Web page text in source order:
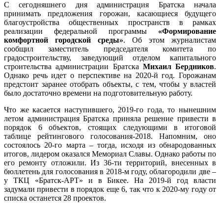
С сегодняшнего дня администрация Братска начала
принимать предложения горожан, касающиеся будущего
благоустройства общественных пространств в рамках
реализации федеральной программы «Формирование
комфортной городской среды». Об этом журналистам
сообщил заместитель председателя комитета по
градостроительству, заведующий отделом капитального
строительства администрации Братска Михаил Бердников.
Однако речь идет о перспективе на 2020-й год. Горожанам
предстоит заранее отобрать объекты, с тем, чтобы у властей
было достаточно времени на подготовительную работу.
Что же касается наступившего, 2019-го года, то нынешним
летом администрация Братска приняла решение привести в
порядок 6 объектов, стоящих следующими в итоговой
таблице рейтингового голосования-2018. Напомним, оно
состоялось 20-го марта – тогда, исходя из обнародованных
итогов, лидером оказался Мемориал Славы. Однако работы по
его ремонту отложили. Из 36-ти территорий, внесенных в
бюллетень для голосования в 2018-м году, облагородили две –
у ТКЦ «Братск-АРТ» и в Бикее. На 2019-й год власти
задумали привести в порядок еще 6, так что к 2020-му году от
списка останется 28 проектов.